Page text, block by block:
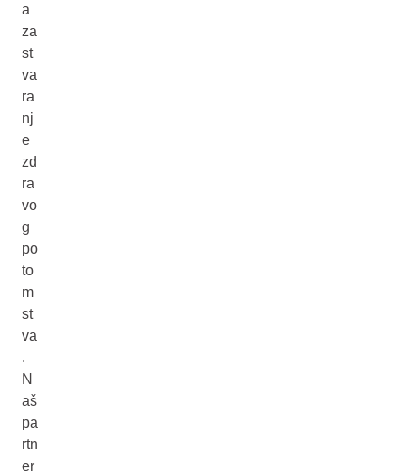
a
za
st
va
ra
nj
e
zd
ra
vo
g
po
to
m
st
va
.
N
aš
pa
rtn
er